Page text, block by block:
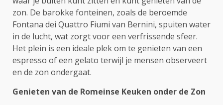
zon. De barokke fonteinen, zoals de beroemde
Fontana dei Quattro Fiumi van Bernini, spuiten water
in de lucht, wat zorgt voor een verfrissende sfeer.
Het plein is een ideale plek om te genieten van een
espresso of een gelato terwijl je mensen observeert
en de zon ondergaat.
Genieten van de Romeinse Keuken onder de Zon